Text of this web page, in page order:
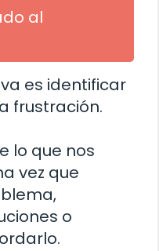
al
es identificar
frustración.
lo que nos
vez que
o